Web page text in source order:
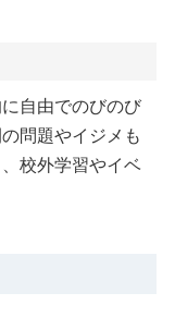
自由でのびのび
問題やイジメも
校外学習やイベ